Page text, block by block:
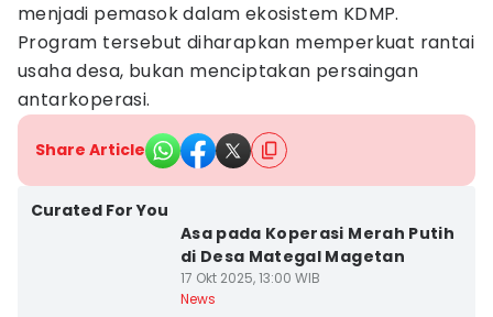
menjadi pemasok dalam ekosistem KDMP.
Program tersebut diharapkan memperkuat rantai
usaha desa, bukan menciptakan persaingan
antarkoperasi.
Share Article
Curated For You
Asa pada Koperasi Merah Putih
di Desa Mategal Magetan
17 Okt 2025, 13:00 WIB
News